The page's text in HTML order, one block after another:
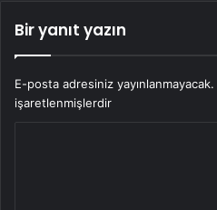
Bir yanıt yazın
E-posta adresiniz yayınlanmayacak.
işaretlenmişlerdir